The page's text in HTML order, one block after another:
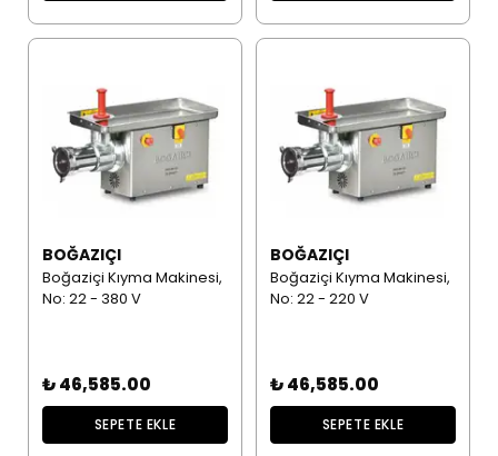
BOĞAZIÇI
Boğaziçi Kıyma Makinesi,
No: 22 - 380 V
₺ 46,585.00
SEPETE EKLE
BOĞAZIÇI
Boğaziçi Kıyma Makinesi,
No: 22 - 220 V
₺ 46,585.00
SEPETE EKLE